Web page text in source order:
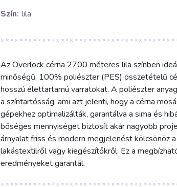
Szín: lila
Az Overlock cérna 2700 méteres lila színben
minőségű, 100% poliészter (PES) összetételű
hosszú élettartamú varratokat. A poliészter
a színtartósság, ami azt jelenti, hogy a cérna
gépekhez optimalizálták, garantálva a sima és
bőséges mennyiséget biztosít akár nagyobb
árnyalat friss és modern megjelenést kölcsönöz
lakástextilről vagy kiegészítőkről. Ez a
eredményeket garantál.